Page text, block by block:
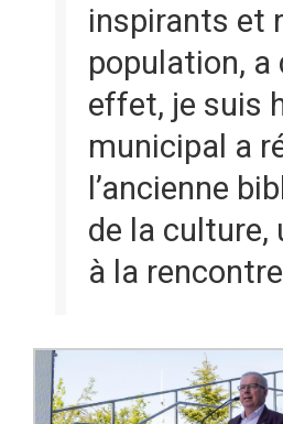
inspirants et
population, a
effet, je suis
municipal a
l’ancienne
de la culture,
à la